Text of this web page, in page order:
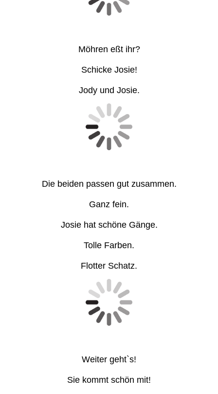
Möhren eßt ihr?
Schicke Josie!
Jody und Josie.
Die beiden passen gut zusammen.
Ganz fein.
Josie hat schöne Gänge.
Tolle Farben.
Flotter Schatz.
Weiter geht`s!
Sie kommt schön mit!